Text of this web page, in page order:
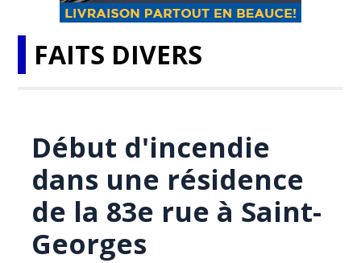
FAITS DIVERS
Début d'incendie
dans une résidence
de la 83e rue à Saint-
Georges